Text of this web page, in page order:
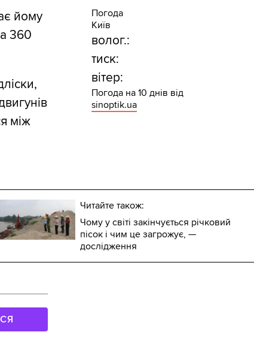
йому
360
між
Читайте також:
Чому у світі закінчується річковий
пісок і чим це загрожує, —
дослідження
Погода
Київ
волог.:
тиск:
вітер:
Погода на 10 днів від
sinoptik.ua